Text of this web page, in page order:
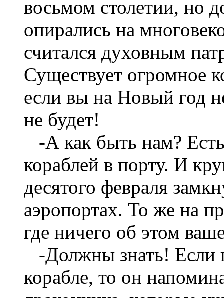
восьмом столетии, но
опирались на
считался духовным
Существует огромное
если вы на Новый год
не будет!
-А как быть нам?
кораблей в порту. И
десятого февраля
аэропортах. То же на
где ничего об этом
-Должны знать! Если
корабле, то он